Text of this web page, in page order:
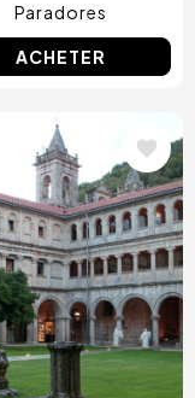
Paradores
ACHETER